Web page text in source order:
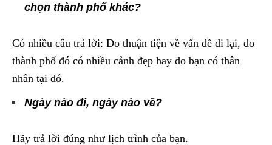
chọn thành phố khác?
Có nhiều câu trả lời: Do thuận tiện về vấn đề đi lại, do
thành phố đó có nhiều cảnh đẹp hay do bạn có thân
nhân tại đó.
Ngày nào đi, ngày nào về?
Hãy trả lời đúng như lịch trình của bạn.